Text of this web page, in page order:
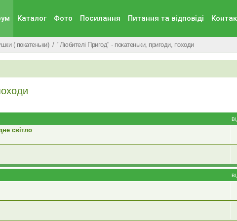
Каталог Фото Посилання Питання та вiдповiдi
( покатеньки) "Любителі Пригод" - покатеньки, пригоди, походи
світло